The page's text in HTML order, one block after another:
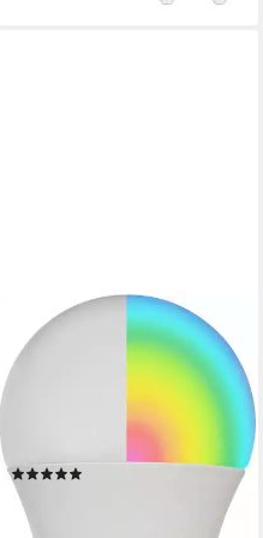
BRENNENSTUHL
LED-Leuchtmittel Connect
WiFi SB 810, E27,
Farbwechsler, SmartHome-
15,58 €
lieferbar - in 6-8 Werktagen bei dir